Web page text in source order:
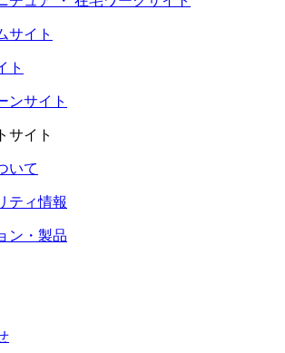
サイト
ト
ンサイト
サイト
いて
ティ情報
ン・製品